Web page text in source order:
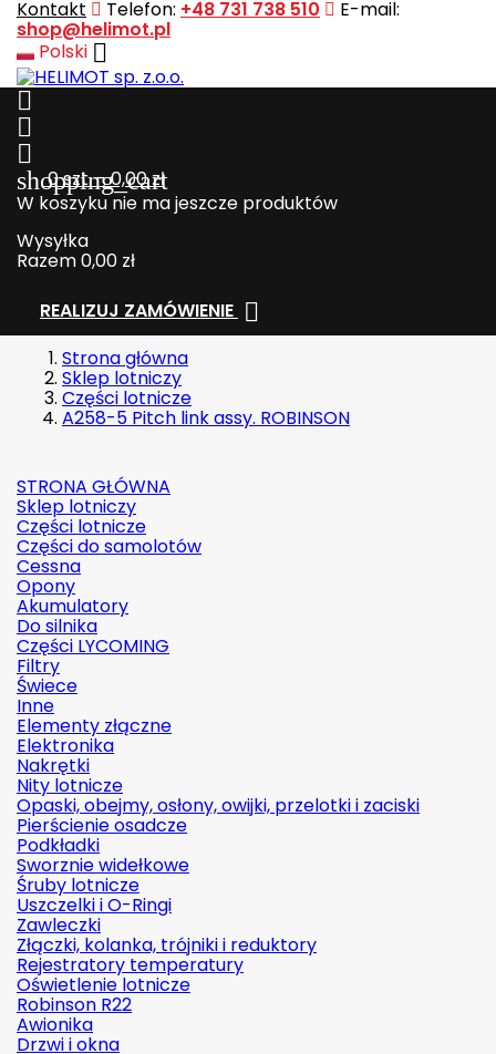
Kontakt Telefon: +48 731 738 510 E-mail:
shop@helimot.pl
Polski 



shopping_cart
0szt. - 0,00 zł
W koszyku nie ma jeszcze produktów
Wysyłka
Razem0,00 zł
REALIZUJ ZAMÓWIENIE 
Strona główna
Sklep lotniczy
Części lotnicze
A258-5 Pitch link assy. ROBINSON
STRONA GŁÓWNA
Sklep lotniczy
Części lotnicze
Części do samolotów
Cessna
Opony
Akumulatory
Do silnika
Części LYCOMING
Filtry
Świece
Inne
Elementy złączne
Elektronika
Nakrętki
Nity lotnicze
Opaski, obejmy, osłony, owijki, przelotki i zaciski
Pierścienie osadcze
Podkładki
Sworznie widełkowe
Śruby lotnicze
Uszczelki i O-Ringi
Zawleczki
Złączki, kolanka, trójniki i reduktory
Rejestratory temperatury
Oświetlenie lotnicze
Robinson R22
Awionika
Drzwi i okna